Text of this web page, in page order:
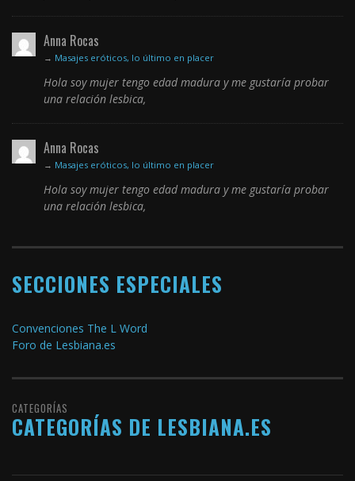
Anna Rocas
→ Masajes eróticos, lo último en placer
Hola soy mujer tengo edad madura y me gustaría probar
una relación lesbica,
Anna Rocas
→ Masajes eróticos, lo último en placer
Hola soy mujer tengo edad madura y me gustaría probar
una relación lesbica,
SECCIONES ESPECIALES
Convenciones The L Word
Foro de Lesbiana.es
CATEGORÍAS
CATEGORÍAS DE LESBIANA.ES